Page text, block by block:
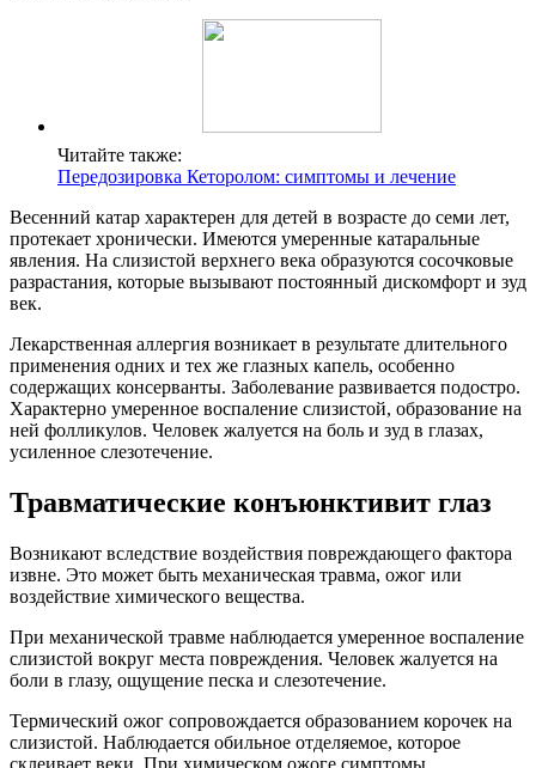
Читайте также:
Передозировка Кеторолом: симптомы и лечение
Весенний катар характерен для детей в возрасте до семи лет,
протекает хронически. Имеются умеренные катаральные
явления. На слизистой верхнего века образуются сосочковые
разрастания, которые вызывают постоянный дискомфорт и зуд
век.
Лекарственная аллергия возникает в результате длительного
применения одних и тех же глазных капель, особенно
содержащих консерванты. Заболевание развивается подостро.
Характерно умеренное воспаление слизистой, образование на
ней фолликулов. Человек жалуется на боль и зуд в глазах,
усиленное слезотечение.
Травматические конъюнктивит глаз
Возникают вследствие воздействия повреждающего фактора
извне. Это может быть механическая травма, ожог или
воздействие химического вещества.
При механической травме наблюдается умеренное воспаление
слизистой вокруг места повреждения. Человек жалуется на
боли в глазу, ощущение песка и слезотечение.
Термический ожог сопровождается образованием корочек на
слизистой. Наблюдается обильное отделяемое, которое
склеивает веки. При химическом ожоге симптомы